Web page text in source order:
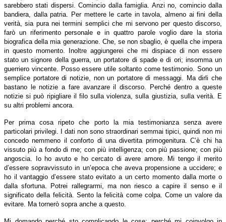
sarebbero stati dispersi. Comincio dalla famiglia. Anzi no, comincio dalla
bandiera, dalla patria. Per mettere le carte in tavola, almeno ai fini della
verità, sia pura nei termini semplici che mi servono per questo discorso,
farò un riferimento personale e in quattro parole voglio dare la storia
biografica della mia generazione. Che, se non sbaglio, è quella che impera
in questo momento. Inoltre aggiungerei che mi dispiace di non essere
stato un signore della guerra, un portatore di spade e di ori; insomma un
guerriero vincente. Posso essere utile soltanto come testimonio. Sono un
semplice portatore di notizie, non un portatore di messaggi. Ma dirli che
bastano le notizie a fare avanzare il discorso. Perché dentro a queste
notizie si può ripigliare il filo sulla violenza, sulla giustizia, sulla verità. E
su altri problemi ancora.
Per prima cosa ripeto che porto la mia testimonianza senza avere
particolari privilegi. I dati non sono straordinari semmai tipici, quindi non mi
concedo nemmeno il conforto di una divertita primogenitura. C’è chi ha
vissuto più a fondo di me; con più intelligenza; con più passione; con più
angoscia. Io ho avuto e ho cercato di avere amore. Mi tengo il merito
d’essere sopravvissuto in un’epoca che aveva propensione a uccidere; e
ho il vantaggio d’essere stato evitato a un certo momento dalla morte o
dalla sfortuna. Potrei rallegrarmi, ma non riesco a capire il senso e il
significato della felicità. Sento la felicità come colpa. Come un valore da
evitare. Ma tornerò sopra anche a questo.